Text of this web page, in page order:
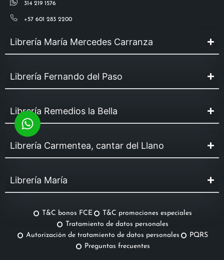
314 219 1576
+57 601 283 2200
Librería María Mercedes Carranza
Librería Fernando del Paso
Librería Remedios la Bella
Librería Carmentea, cantar del Llano
Librería María
T&C bonos FCE
T&C promociones especiales
Tratamiento de datos personales
Autorización de tratamiento de datos personales
PQRS
Preguntas frecuentes